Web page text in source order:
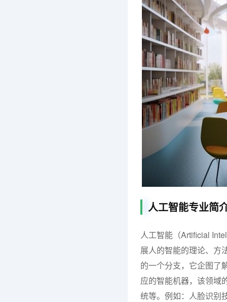
人工智能专业简
人工智能（Artificial
展人的智能的理论、方
的一个分支，它企图了
应的智能机器，该领域
统等。例如：人脸识别